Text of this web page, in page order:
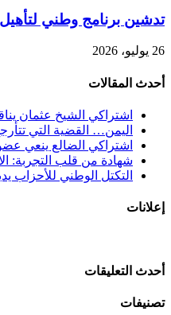
تدشين برنامج وطني لتأهيل
26 يوليو، 2026
أحدث المقالات
اشتراكي الشيخ عثمان
اليمن… القضية التي
اشتراكي الضالع ينعي
شهادة من قلب التجربة:
التكتل الوطني للأحزاب
إعلانات
أحدث التعليقات
تصنيفات